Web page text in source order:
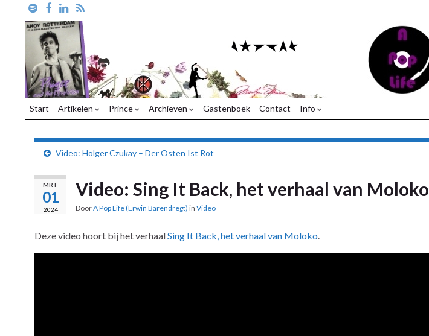
Start Artikelen Prince Archieven Gastenboek Contact Info
Video: Holger Czukay – Der Osten Ist Rot
MRT
01
2024
Video: Sing It Back, het verhaal van Moloko
DoorA Pop Life (Erwin Barendregt) in Video
Deze video hoort bij het verhaalSing It Back, het verhaal van Moloko.